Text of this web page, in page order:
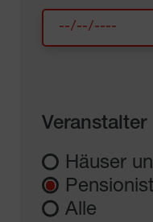
Veranstalter
Häuser
Alle